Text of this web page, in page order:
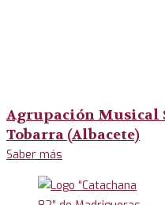
Agrupación Musical
Tobarra (Albacete)
Saber más